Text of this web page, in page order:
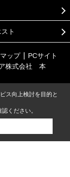
ト
ップ
PCサイト
株式会社 本
ス向上検討を目的と
ください。